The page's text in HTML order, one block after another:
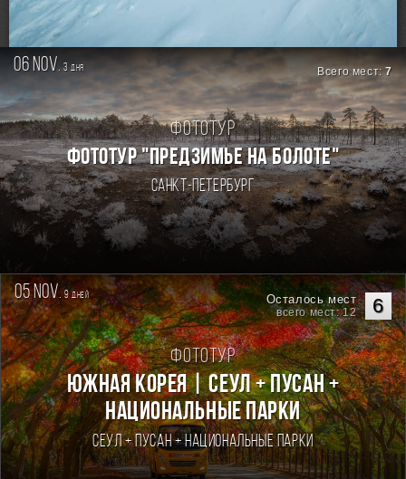
RSS
06 nov.3дня Всего мест:7
Фототур
ФОТОТУР "ПРЕДЗИМЬЕ НА БОЛОТЕ"
Санкт-Петербург
05 nov. 9дней 6
Осталось мест
всего мест: 12
Фототур
Южная Корея | Сеул + Пусан +
национальные парки
Сеул + Пусан + национальные парки